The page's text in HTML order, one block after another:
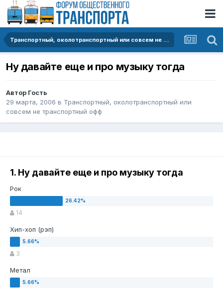
Транспортный, околотранспортный или совсем не транспортный офф
Ну давайте еще и про музыку тогда
Автор Гость
29 марта, 2006 в Транспортный, околотранспортный или
совсем не транспортный офф
1. Ну давайте еще и про музыку тогда
Рок
14
Хип-хоп (рэп)
3
Метал